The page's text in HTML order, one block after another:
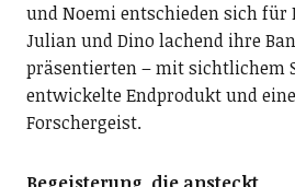
und Noemi entschieden sich für
Julian und Dino lachend ihre
präsentierten – mit sichtlichem
entwickelte Endprodukt und
Forschergeist.